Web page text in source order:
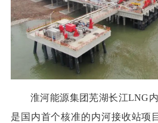
淮河能源集团芜湖长江LNG内
是国内首个核准的内河接收站项